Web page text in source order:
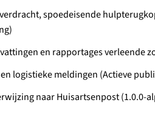
spoedeisende
en rapportages verleende
logistieke meldingen (Actieve
naar Huisartsenpost (1.0.0-